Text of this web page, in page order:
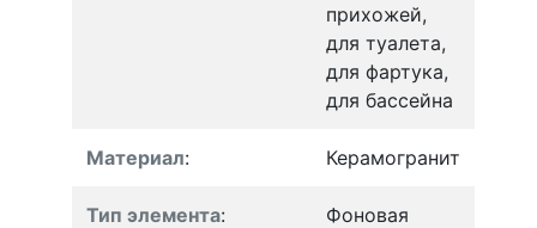
прихожей,
для туалета,
для фартука,
для бассейна
Материал: Керамогранит
Тип элемента:
Фоновая